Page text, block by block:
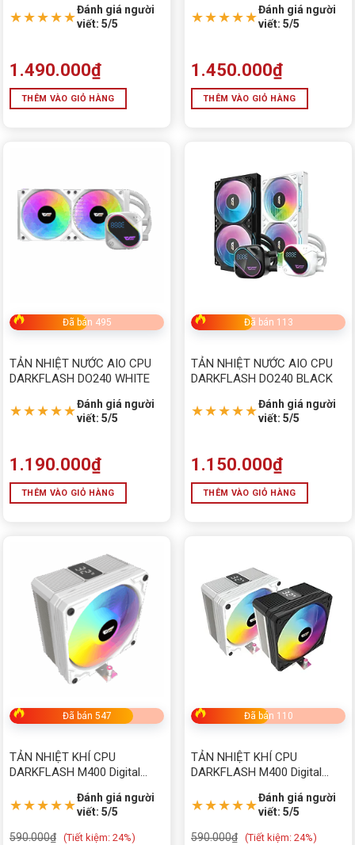
★★★★★Đánh giá người
viết: 5/5
1.490.000₫
THÊM VÀO GIỎ HÀNG
★★★★★Đánh giá người
viết: 5/5
1.450.000₫
THÊM VÀO GIỎ HÀNG
Đã bán 495
TẢN NHIỆT NƯỚC AIO CPU
DARKFLASH DO240 WHITE
★★★★★Đánh giá người
viết: 5/5
1.190.000₫
THÊM VÀO GIỎ HÀNG
Đã bán 113
TẢN NHIỆT NƯỚC AIO CPU
DARKFLASH DO240 BLACK
★★★★★Đánh giá người
viết: 5/5
1.150.000₫
THÊM VÀO GIỎ HÀNG
Đã bán 547
TẢN NHIỆT KHÍ CPU
DARKFLASH M400 Digital
★★★★★Đánh giá người
viết: 5/5
590.000₫ (Tiết kiệm: 24%)
Đã bán 110
TẢN NHIỆT KHÍ CPU
DARKFLASH M400 Digital
★★★★★Đánh giá người
viết: 5/5
590.000₫ (Tiết kiệm: 24%)